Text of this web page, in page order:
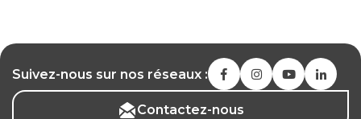
Suivez-nous sur nos réseaux :
Contactez-nous